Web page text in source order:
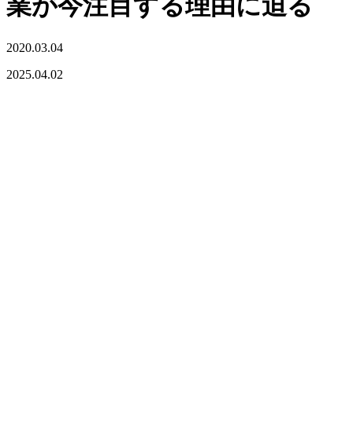
業が今注目する理由に迫る
2020.03.04
2025.04.02